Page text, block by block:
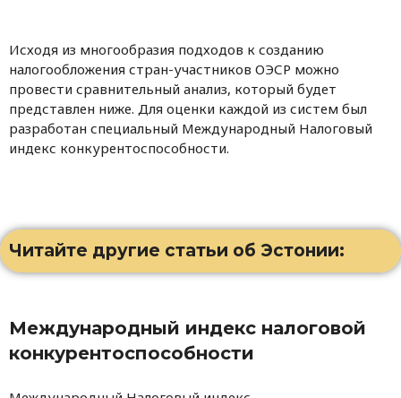
Исходя из многообразия подходов к созданию
налогообложения стран-участников ОЭСР можно
провести сравнительный анализ, который будет
представлен ниже. Для оценки каждой из систем был
разработан специальный Международный Налоговый
индекс конкурентоспособности.
Читайте другие статьи об Эстонии:
Международный индекс налоговой
конкурентоспособности